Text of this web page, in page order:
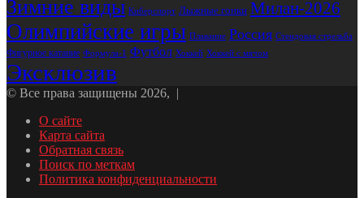
Зимние виды Киберспорт Лыжные гонки Милан-2026
Олимпийские игры Плавание Россия Стендовая стрельба
Фигурное катание Формула-1 Футбол Хоккей Хоккей с мячом
Эксклюзив
© Все права защищены 2026, |
О сайте
Карта сайта
Обратная связь
Поиск по меткам
Политика конфиденциальности